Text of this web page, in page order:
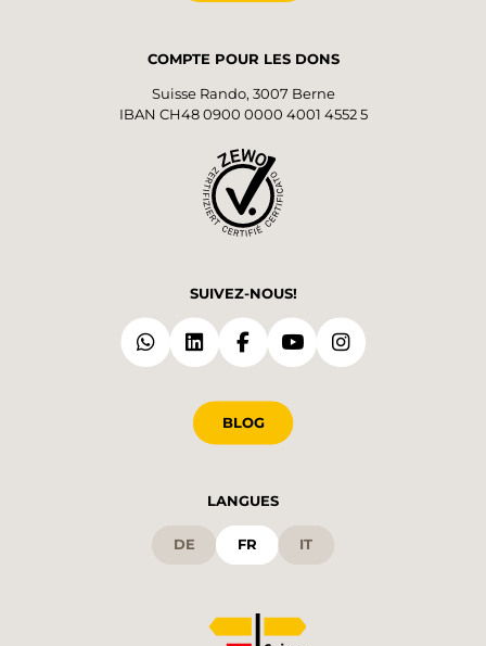
COMPTE POUR LES DONS
Suisse Rando, 3007 Berne
IBAN CH48 0900 0000 4001 4552 5
SUIVEZ-NOUS!
BLOG
LANGUES
DE FR IT